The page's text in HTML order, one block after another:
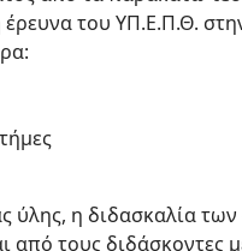
του ΥΠ.Ε.Π.Θ.
ύλης, η διδασκαλία
από τους διδάσκοντες